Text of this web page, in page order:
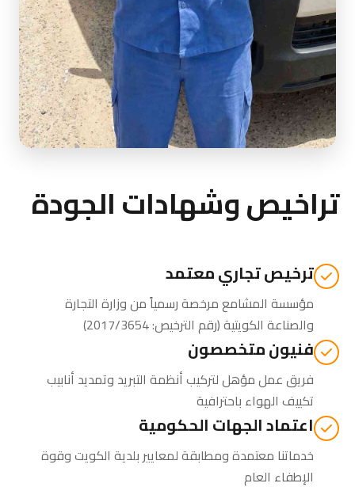
تراخيص وشهادات الجودة
ترخيص تجاري معتمد
مؤسسة المشامع مرخصة رسمياً منوزارة التجارة
والصناعة الكويتية(رقم الترخيص: 2017/3654)
فنيون متخصصون
فريق عمل مؤهل لتركيب أنظمة التبريد وتمديد أنابيب
تكييف الهواء باحترافية
اعتماد الجهات الحكومية
خدماتنا معتمدة ومطابقة لمعايير بلدية الكويت وقوة
الإطفاء العام